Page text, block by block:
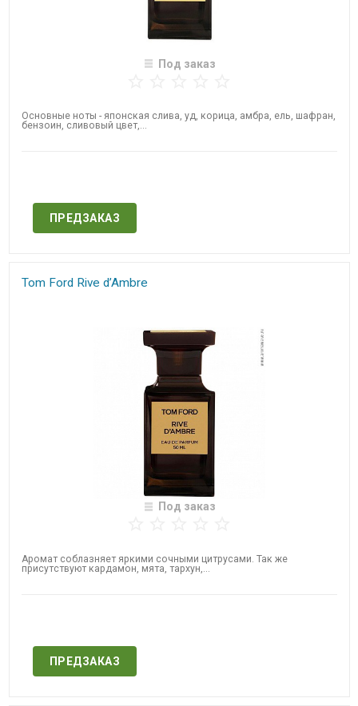
Под заказ
Основные ноты - японская слива, уд, корица, амбра, ель, шафран,
бензоин, сливовый цвет,...
ПРЕДЗАКАЗ
Tom Ford Rive d’Ambre
Под заказ
Аромат соблазняет яркими сочными цитрусами. Так же
присутствуют кардамон, мята, тархун,...
ПРЕДЗАКАЗ